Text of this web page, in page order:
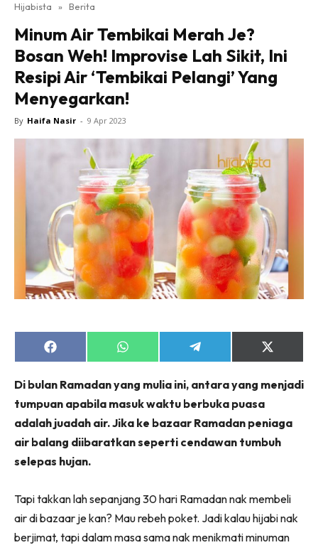
Hijabista » Berita
Minum Air Tembikai Merah Je?
Bosan Weh! Improvise Lah Sikit, Ini
Resipi Air ‘Tembikai Pelangi’ Yang
Menyegarkan!
By Haifa Nasir - 9 Apr 2023
Share
on
Share
on
Share
on
Share
on
(Twitter)
Di bulan Ramadan yang mulia ini, antara yang menjadi
tumpuan apabila masuk waktu berbuka puasa
adalah juadah air. Jika ke bazaar Ramadan peniaga
air balang diibaratkan seperti cendawan tumbuh
selepas hujan.
Tapi takkan lah sepanjang 30 hari Ramadan nak membeli
air di bazaar je kan? Mau rebeh poket. Jadi kalau hijabi nak
berjimat, tapi dalam masa sama nak menikmati minuman